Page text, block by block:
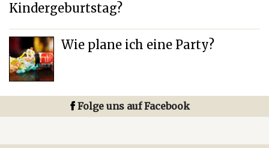
Kindergeburtstag?
Wie plane ich eine Party?
Folge uns auf Facebook